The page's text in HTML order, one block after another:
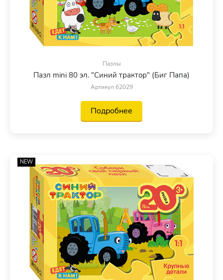
Пазлы
Пазл mini 80 эл. "Синий трактор" (Биг Папа)
Артикул 62029
Подробнее
NEW